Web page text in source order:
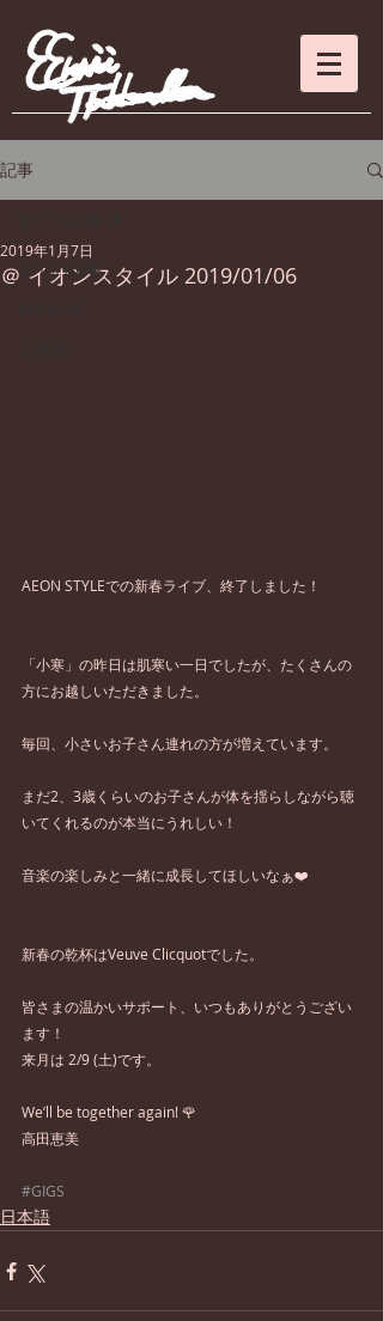
記事
全ての記事
＠ イオンスタイル 2019/01/06
2019年1月7日
AEON STYLEでの新春ライブ、終了しました！
「小寒」の昨日は肌寒い一日でしたが、たくさんの
方にお越しいただきました。
毎回、小さいお子さん連れの方が増えています。
まだ2、3歳くらいのお子さんが体を揺らしながら聴
いてくれるのが本当にうれしい！
音楽の楽しみと一緒に成長してほしいなぁ❤️
新春の乾杯はVeuve Clicquotでした。
皆さまの温かいサポート、いつもありがとうござい
ます！
来月は 2/9 (土)です。
We’ll be together again! 🌹
高田恵美
#GIGS
日本語